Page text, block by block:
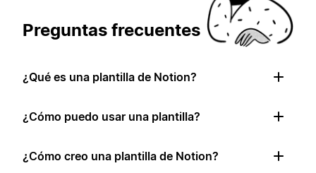
Preguntas frecuentes
¿Qué es una plantilla de Notion?
¿Cómo puedo usar una plantilla?
¿Cómo creo una plantilla de Notion?